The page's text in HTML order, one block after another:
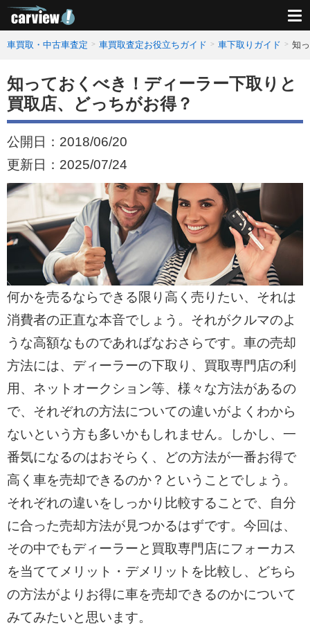
車買取・中古車査定 車買取査定お役立ちガイド 車下取りガイド 知
知っておくべき！ディーラー下取りと
買取店、どっちがお得？
公開日： 2018/06/20
更新日： 2025/07/24
何かを売るならできる限り高く売りたい、それは
消費者の正直な本音でしょう。それがクルマのよ
うな高額なものであればなおさらです。車の売却
方法には、ディーラーの下取り、買取専門店の利
用、ネットオークション等、様々な方法があるの
で、それぞれの方法についての違いがよくわから
ないという方も多いかもしれません。しかし、一
番気になるのはおそらく、どの方法が一番お得で
高く車を売却できるのか？ということでしょう。
それぞれの違いをしっかり比較することで、自分
に合った売却方法が見つかるはずです。今回は、
その中でもディーラーと買取専門店にフォーカス
を当ててメリット・デメリットを比較し、どちら
の方法がよりお得に車を売却できるのかについて
みてみたいと思います。